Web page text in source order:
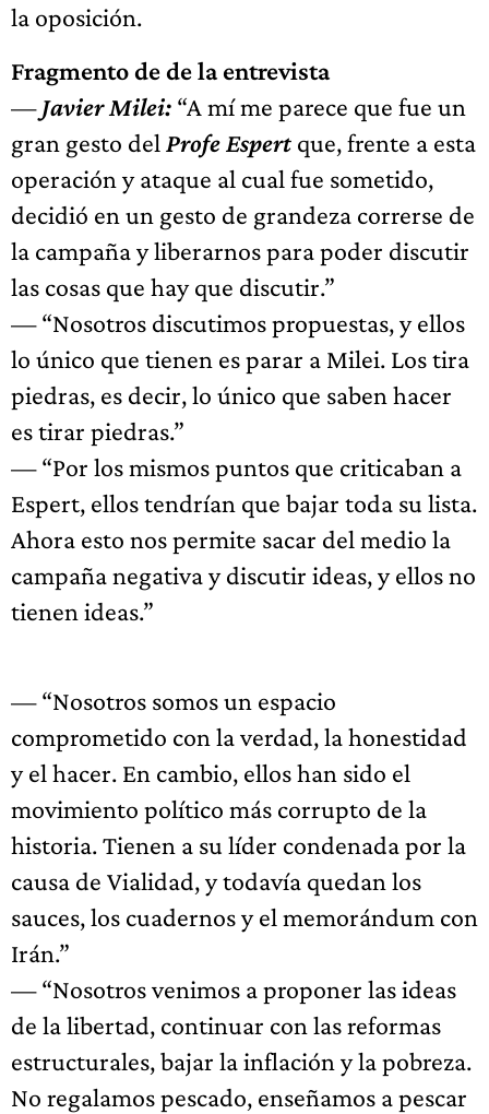
la oposición.
Fragmento de de la entrevista
—Javier Milei: “A mí me parece que fue un
gran gesto del Profe Espert que, frente a esta
operación y ataque al cual fue sometido,
decidió en un gesto de grandeza correrse de
la campaña y liberarnos para poder discutir
las cosas que hay que discutir.”
— “Nosotros discutimos propuestas, y ellos
lo único que tienen es parar a Milei. Los tira
piedras, es decir, lo único que saben hacer
es tirar piedras.”
— “Por los mismos puntos que criticaban a
Espert, ellos tendrían que bajar toda su lista.
Ahora esto nos permite sacar del medio la
campaña negativa y discutir ideas, y ellos no
tienen ideas.”
— “Nosotros somos un espacio
comprometido con la verdad, la honestidad
y el hacer. En cambio, ellos han sido el
movimiento político más corrupto de la
historia. Tienen a su líder condenada por la
causa de Vialidad, y todavía quedan los
sauces, los cuadernos y el memorándum con
Irán.”
— “Nosotros venimos a proponer las ideas
de la libertad, continuar con las reformas
estructurales, bajar la inflación y la pobreza.
No regalamos pescado, enseñamos a pescar